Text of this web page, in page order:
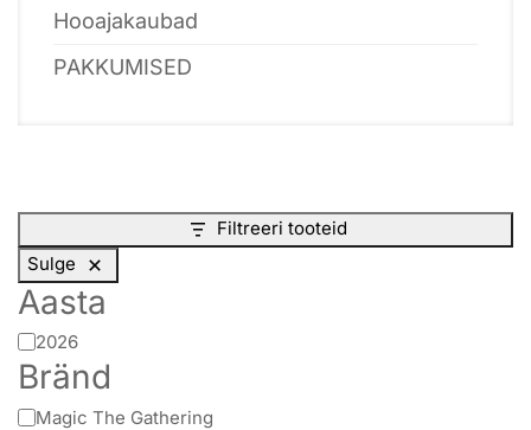
Hooajakaubad
PAKKUMISED
Filtreeri tooteid
Sulge
Aasta
Aasta
2026
Bränd
Bränd
Magic The Gathering